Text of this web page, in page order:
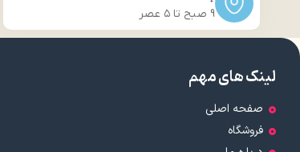
9 صبح تا ۵ عصر
لینک های مهم
صفحه اصلی
فروشگاه